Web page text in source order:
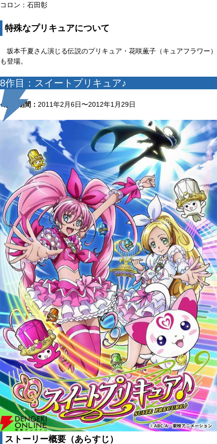
コロン：石田彰
特殊なプリキュアについて
坂本千夏さん演じる伝説のプリキュア・花咲薫子（キュアフラワー）
も登場。
8作目：スイートプリキュア♪
●放送期間： 2011年2月6日〜2012年1月29日
ストーリー概要（あらすじ）